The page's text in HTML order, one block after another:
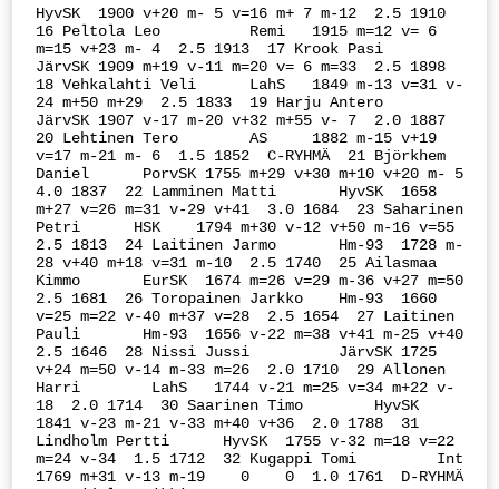
HyvSK  1900 v+20 m- 5 v=16 m+ 7 m-12  2.5 1910
16 Peltola Leo          Remi   1915 m=12 v= 6
m=15 v+23 m- 4  2.5 1913  17 Krook Pasi
JärvSK 1909 m+19 v-11 m=20 v= 6 m=33  2.5 1898
18 Vehkalahti Veli      LahS   1849 m-13 v=31 v-
24 m+50 m+29  2.5 1833  19 Harju Antero
JärvSK 1907 v-17 m-20 v+32 m+55 v- 7  2.0 1887
20 Lehtinen Tero        AS     1882 m-15 v+19
v=17 m-21 m- 6  1.5 1852  C-RYHMÄ  21 Björkhem
Daniel      PorvSK 1755 m+29 v+30 m+10 v+20 m- 5
4.0 1837  22 Lamminen Matti       HyvSK  1658
m+27 v=26 m=31 v-29 v+41  3.0 1684  23 Saharinen
Petri      HSK    1794 m+30 v-12 v+50 m-16 v=55
2.5 1813  24 Laitinen Jarmo       Hm-93  1728 m-
28 v+40 m+18 v=31 m-10  2.5 1740  25 Ailasmaa
Kimmo       EurSK  1674 m=26 v=29 m-36 v+27 m=50
2.5 1681  26 Toropainen Jarkko    Hm-93  1660
v=25 m=22 v-40 m+37 v=28  2.5 1654  27 Laitinen
Pauli       Hm-93  1656 v-22 m=38 v+41 m-25 v+40
2.5 1646  28 Nissi Jussi          JärvSK 1725
v+24 m=50 v-14 m-33 m=26  2.0 1710  29 Allonen
Harri        LahS   1744 v-21 m=25 v=34 m+22 v-
18  2.0 1714  30 Saarinen Timo        HyvSK
1841 v-23 m-21 v-33 m+40 v+36  2.0 1788  31
Lindholm Pertti      HyvSK  1755 v-32 m=18 v=22
m=24 v-34  1.5 1712  32 Kugappi Tomi         Int
1769 m+31 v-13 m-19    0    0  1.0 1761  D-RYHMÄ